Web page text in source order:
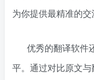
为你提供最精准的交
优秀的翻译软件
平。通过对比原文